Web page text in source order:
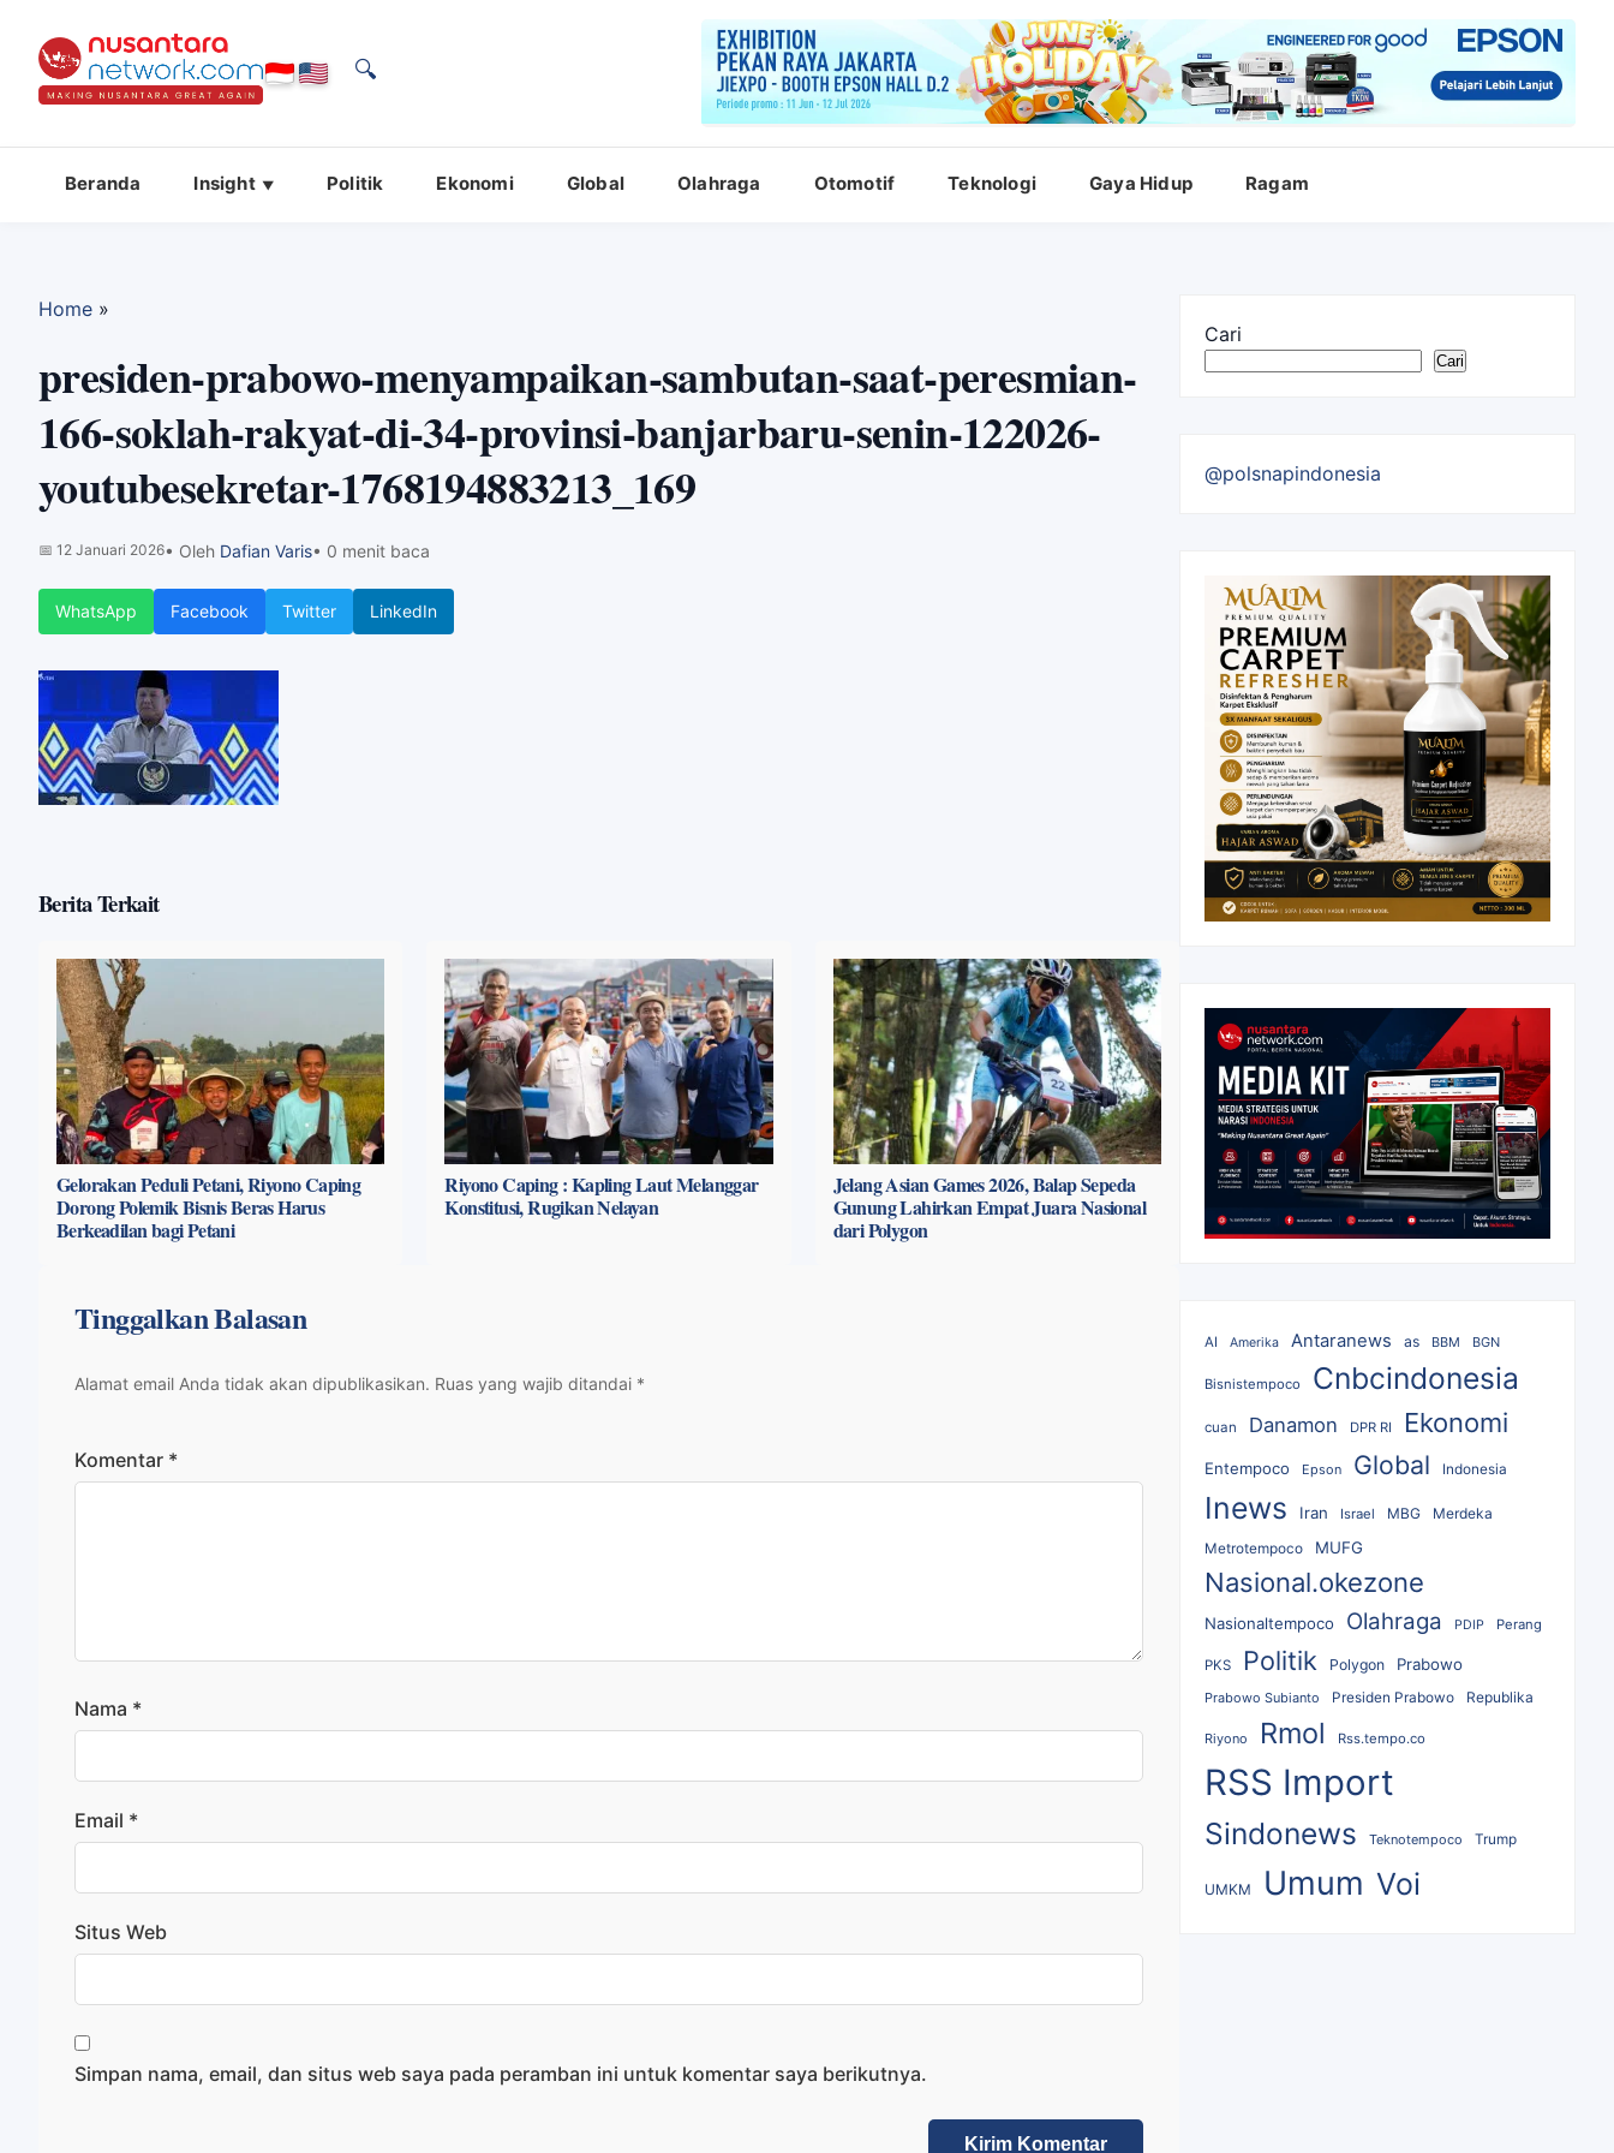
🔍
Beranda Insight Politik Ekonomi Global Olahraga Otomotif Teknologi Gaya Hidup Ragam
Home »
presiden-prabowo-menyampaikan-sambutan-saat-peresmian-
166-soklah-rakyat-di-34-provinsi-banjarbaru-senin-122026-
youtubesekretar-1768194883213_169
📅 12 Januari 2026• Oleh Dafian Varis• 0 menit baca
WhatsApp Facebook Twitter LinkedIn
Berita Terkait
Gelorakan Peduli Petani, Riyono Caping
Dorong Polemik Bisnis Beras Harus
Berkeadilan bagi Petani
Riyono Caping : Kapling Laut Melanggar
Konstitusi, Rugikan Nelayan
Jelang Asian Games 2026, Balap Sepeda
Gunung Lahirkan Empat Juara Nasional
dari Polygon
Tinggalkan Balasan
Alamat email Anda tidak akan dipublikasikan. Ruas yang wajib ditandai *
Komentar *
Nama *
Email *
Situs Web
Simpan nama, email, dan situs web saya pada peramban ini untuk komentar saya berikutnya.
Cari
Cari
@polsnapindonesia
AI Amerika Antaranews as BBM BGN
Bisnistempoco Cnbcindonesia
cuan Danamon DPR RI Ekonomi
Entempoco Epson Global Indonesia
Inews Iran Israel MBG Merdeka
Metrotempoco MUFG
Nasional.okezone
Nasionaltempoco Olahraga PDIP Perang
PKS Politik Polygon Prabowo
Prabowo Subianto Presiden Prabowo Republika
Riyono Rmol Rss.tempo.co
RSS Import
Sindonews Teknotempoco Trump
UMKM Umum Voi